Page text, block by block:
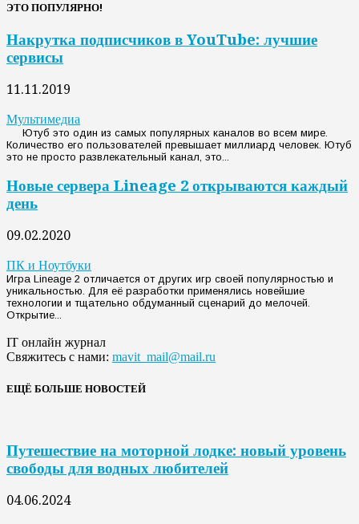
ЭТО ПОПУЛЯРНО!
Накрутка подписчиков в YouTube: лучшие
сервисы
11.11.2019
Мультимедиа
Ютуб это один из самых популярных каналов во всем мире.
Количество его пользователей превышает миллиард человек. Ютуб
это не просто развлекательный канал, это...
Новые сервера Lineage 2 открываются каждый
день
09.02.2020
ПК и Ноутбуки
Игра Lineage 2 отличается от других игр своей популярностью и
уникальностью. Для её разработки применялись новейшие
технологии и тщательно обдуманный сценарий до мелочей.
Открытие...
IT онлайн журнал
Свяжитесь с нами: mavit_mail@mail.ru
ЕЩЁ БОЛЬШЕ НОВОСТЕЙ
Путешествие на моторной лодке: новый уровень
свободы для водных любителей
04.06.2024